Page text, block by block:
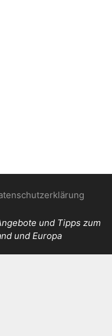
und Tipps zum
und Europa